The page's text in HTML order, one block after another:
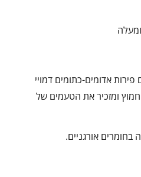
אדומים-כתומים דמויי
ומזכיר את הטעמים של
בחומרים אורגניים.